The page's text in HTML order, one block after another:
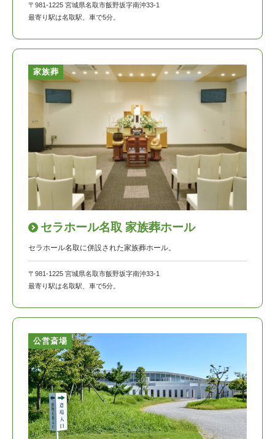
〒981-1225 宮城県名取市飯野坂字南沖33-1
最寄り駅は名取駅、車で5分。
家族葬
セラホール名取 家族葬ホール
セラホール名取に併設された家族葬ホール。
〒981-1225 宮城県名取市飯野坂字南沖33-1
最寄り駅は名取駅、車で5分。
公営斎場